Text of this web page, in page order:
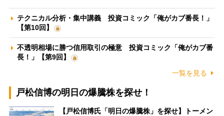
テクニカル分析・集中講義 投資コミック「俺がカブ番長！」
【第10回】
不透明相場に勝つ信用取引の極意 投資コミック「俺がカブ番
長！」【第9回】
一覧を見る
戸松信博の明日の爆騰株を探せ！
【戸松信博氏「明日の爆騰株」を探せ】トーメン